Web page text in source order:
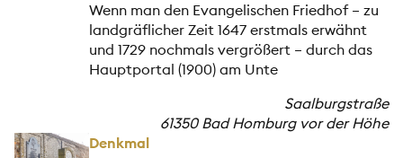
Wenn man den Evangelischen Friedhof – zu
landgräflicher Zeit 1647 erstmals erwähnt
und 1729 nochmals vergrößert – durch das
Hauptportal (1900) am Unte
Saalburgstraße
61350 Bad Homburg vor der Höhe
Denkmal